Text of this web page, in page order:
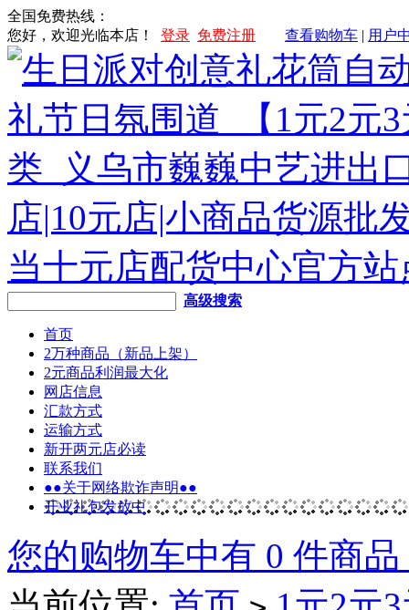
全国免费热线：
您好，欢迎光临本店！
登录 免费注册 查看购物车 | 用户
高级搜索
首页
2万种商品（新品上架）
2元商品利润最大化
网店信息
汇款方式
运输方式
新开两元店必读
联系我们
●●关于网络欺诈声明●●
开业礼包发放中
您的购物车中有 0 件商